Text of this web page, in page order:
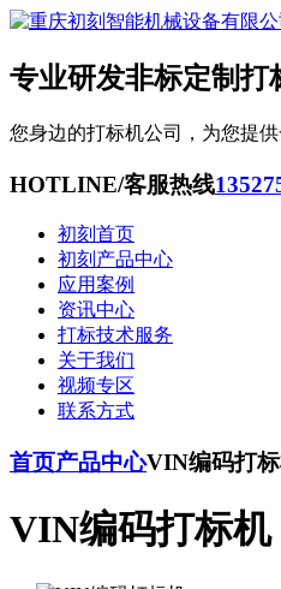
专业研发非标定制打
您身边的打标机公司，为您提供
HOTLINE/客服热线
初刻首页
初刻产品中心
应用案例
资讯中心
打标技术服务
关于我们
视频专区
联系方式
首页产品中心VIN编码打
VIN编码打标机